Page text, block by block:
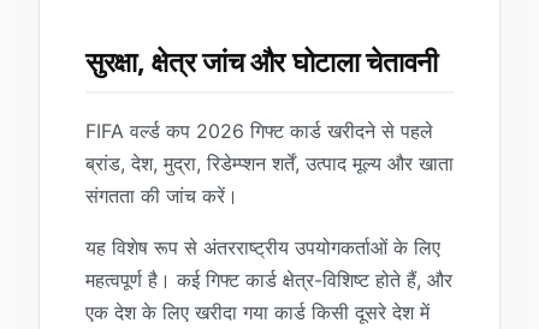
सुरक्षा, क्षेत्र जांच और घोटाला चेतावनी
FIFA वर्ल्ड कप 2026 गिफ्ट कार्ड खरीदने से पहले
ब्रांड, देश, मुद्रा, रिडेम्प्शन शर्तें, उत्पाद मूल्य और खाता
संगतता की जांच करें।
यह विशेष रूप से अंतरराष्ट्रीय उपयोगकर्ताओं के लिए
महत्वपूर्ण है। कई गिफ्ट कार्ड क्षेत्र-विशिष्ट होते हैं, और
एक देश के लिए खरीदा गया कार्ड किसी दूसरे देश में